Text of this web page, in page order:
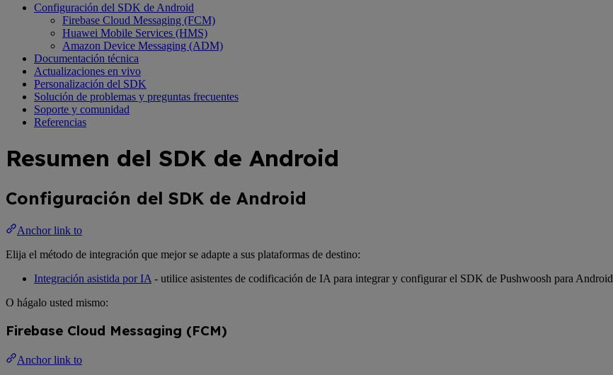
Configuración del SDK de Android
Firebase Cloud Messaging (FCM)
Huawei Mobile Services (HMS)
Amazon Device Messaging (ADM)
Documentación técnica
Actualizaciones en vivo
Personalización del SDK
Solución de problemas y preguntas frecuentes
Soporte y comunidad
Referencias
Resumen del SDK de Android
Configuración del SDK de Android
Anchor link to
Elija el método de integración que mejor se adapte a sus plataformas de destino:
Integración asistida por IA - utilice asistentes de codificación de IA para integrar y configurar el SDK de Pushwoosh para Android
O hágalo usted mismo:
Firebase Cloud Messaging (FCM)
Anchor link to